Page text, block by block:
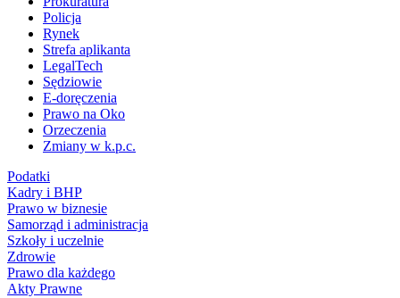
Policja
Rynek
Strefa aplikanta
LegalTech
Sędziowie
E-doręczenia
Prawo na Oko
Orzeczenia
Zmiany w k.p.c.
Podatki
Kadry i BHP
Prawo w biznesie
Samorząd i administracja
Szkoły i uczelnie
Zdrowie
Prawo dla każdego
Akty Prawne